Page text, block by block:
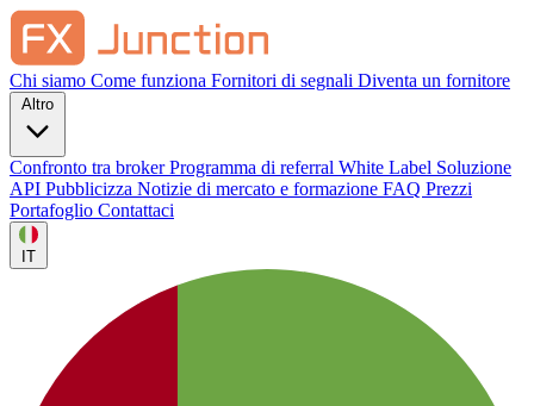
Chi siamo Come funziona Fornitori di segnali Diventa un fornitore
Confronto tra brokerProgramma di referral White Label Soluzione
API Pubblicizza Notizie di mercato e formazione FAQ Prezzi
Portafoglio Contattaci
IT